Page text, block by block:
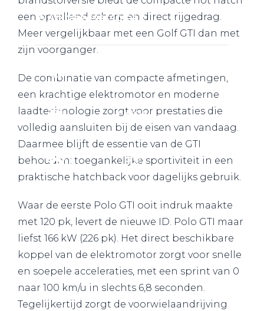
Werkplaatsafspraak
een opvallend scherp en direct rijgedrag.
Meer vergelijkbaar met een Golf GTI dan met
zijn voorganger.
De combinatie van compacte afmetingen,
een krachtige elektromotor en moderne
laadtechnologie zorgt voor prestaties die
volledig aansluiten bij de eisen van vandaag.
Daarmee blijft de essentie van de GTI
behouden: toegankelijke sportiviteit in een
praktische hatchback voor dagelijks gebruik.
Waar de eerste Polo GTI ooit indruk maakte
met 120 pk, levert de nieuwe ID. Polo GTI maar
liefst 166 kW (226 pk). Het direct beschikbare
koppel van de elektromotor zorgt voor snelle
en soepele acceleraties, met een sprint van 0
naar 100 km/u in slechts 6,8 seconden.
Tegelijkertijd zorgt de voorwielaandrijving